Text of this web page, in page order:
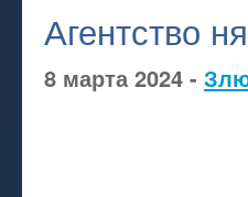
Агентство
8 марта 2024 -